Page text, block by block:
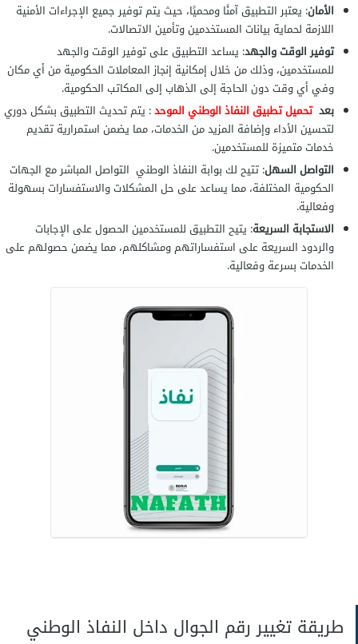
الأمان: يعتبر التطبيق آمنًا ومحميًا، حيث يتم توفير جميع الإجراءات الأمنية
اللازمة لحماية بيانات المستخدمين وتأمين الاتصالات.
توفير الوقت والجهد: يساعد التطبيق على توفير الوقت والجهد
للمستخدمين، وذلك من خلال إمكانية إنجاز المعاملات الحكومية من أي مكان
وفي أي وقت دون الحاجة إلى الذهاب إلى المكاتب الحكومية.
بعدتحميل تطبيق النفاذ الوطني الموحد: يتم تحديث التطبيق بشكل دوري
لتحسين الأداء وإضافة المزيد من الخدمات، مما يضمن استمرارية تقديم
خدمات متميزة للمستخدمين.
التواصل السهل: تتيح لك بوابة النفاذ الوطني التواصل المباشر مع الجهات
الحكومية المختلفة، مما يساعد على حل المشكلات والاستفسارات بسهولة
وفعالية.
الاستجابة السريعة: يتيح التطبيق للمستخدمين الحصول على الإجابات
والردود السريعة على استفساراتهم ومشاكلهم، مما يضمن حصولهم على
الخدمات بسرعة وفعالية.
طريقة تغيير رقم الجوال داخل النفاذ الوطني